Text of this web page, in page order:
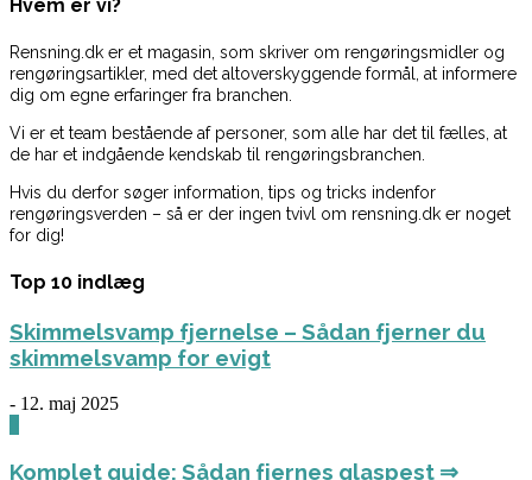
Hvem er vi?
Rensning.dk er et magasin, som skriver om rengøringsmidler og
rengøringsartikler, med det altoverskyggende formål, at informere
dig om egne erfaringer fra branchen.
Vi er et team bestående af personer, som alle har det til fælles, at
de har et indgående kendskab til rengøringsbranchen.
Hvis du derfor søger information, tips og tricks indenfor
rengøringsverden – så er der ingen tvivl om rensning.dk er noget
for dig!
Top 10 indlæg
Skimmelsvamp fjernelse – Sådan fjerner du
skimmelsvamp for evigt
- 12. maj 2025
Komplet guide: Sådan fjernes glaspest ⇒